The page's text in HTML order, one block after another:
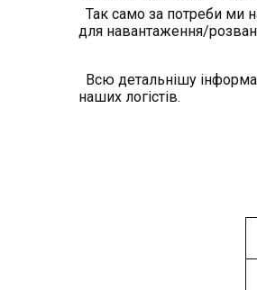
Так само за потреби ми
для навантаження/
Всю детальнішу
наших логістів.